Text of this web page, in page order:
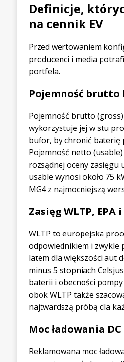
Definicje,
na cennik EV
Przed wertowaniem
producenci i media
portfela.
Pojemność
Pojemność brutto
wykorzystuje jej w stu
bufor, by chronić baterię
Pojemność netto
rozsądnej oceny zasięgu
usable wynosi około 75
MG4 z najmocniejszą
Zasięg WLTP, EPA
WLTP to europejska
odpowiednikiem i zwykle
latem dla większości aut
minus 5 stopniach
baterii i obecności
obok WLTP także
najtwardszą próbą dla
Moc ładowania
Reklamowana moc